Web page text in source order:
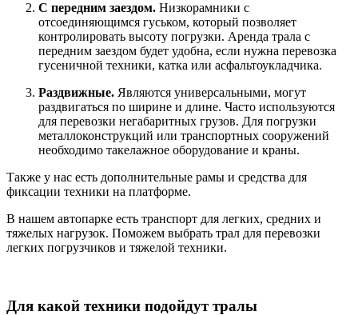
С передним заездом. Низкорамники с
отсоединяющимся гуськом, который позволяет
контролировать высоту погрузки. Аренда трала с
передним заездом будет удобна, если нужна перевозка
гусеничной техники, катка или асфальтоукладчика.
Раздвижные. Являются универсальными, могут
раздвигаться по ширине и длине. Часто используются
для перевозки негабаритных грузов. Для погрузки
металлоконструкций или транспортных сооружений
необходимо такелажное оборудование и краны.
Также у нас есть дополнительные рамы и средства для
фиксации техники на платформе.
В нашем автопарке есть транспорт для легких, средних и
тяжелых нагрузок. Поможем выбрать трал для перевозки
легких погрузчиков и тяжелой техники.
Для какой техники подойдут тралы